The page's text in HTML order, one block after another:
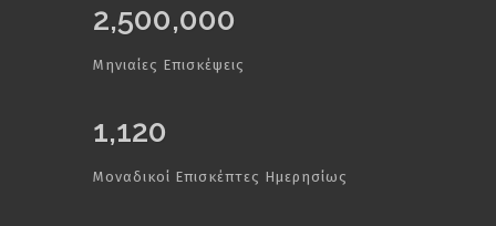
2,500,000
Μηνιαίες Επισκέψεις
1,120
Μοναδικοί Επισκέπτες Ημερησίως